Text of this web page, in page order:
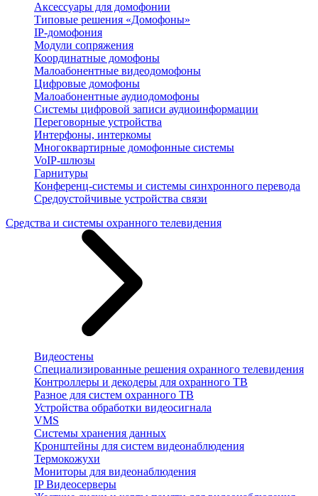
Аксессуары для домофонии
Типовые решения «Домофоны»
IP-домофония
Модули сопряжения
Координатные домофоны
Малоабонентные видеодомофоны
Цифровые домофоны
Малоабонентные аудиодомофоны
Системы цифровой записи аудиоинформации
Переговорные устройства
Интерфоны, интеркомы
Многоквартирные домофонные системы
VoIP-шлюзы
Гарнитуры
Конференц-системы и системы синхронного перевода
Средоустойчивые устройства связи
Средства и системы охранного телевидения
Видеостены
Специализированные решения охранного телевидения
Контроллеры и декодеры для охранного ТВ
Разное для систем охранного ТВ
Устройства обработки видеосигнала
VMS
Системы хранения данных
Кронштейны для систем видеонаблюдения
Термокожухи
Мониторы для видеонаблюдения
IP Видеосерверы